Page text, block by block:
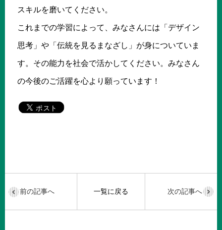
スキルを磨いてください。
これまでの学習によって、みなさんには「デザイン
思考」や「伝統を見るまなざし」が身についていま
す。その能力を社会で活かしてください。みなさん
の今後のご活躍を心より願っています！
一覧に戻る
前の記事へ 次の記事へ